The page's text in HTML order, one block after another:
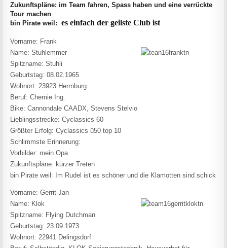
Zukunftspläne: im Team fahren, Spass haben und eine verrückte
Tour machen
bin Pirate weil: es einfach der geilste Club ist
Vorname: Frank
Name: Stuhlemmer
Spitzname: Stuhli
Geburtstag: 08.02.1965
Wohnort: 23923 Herrnburg
Beruf: Chemie Ing.
Bike: Cannondale CAADX, Stevens Stelvio
Lieblingsstrecke: Cyclassics 60
Größter Erfolg: Cyclassics ü50 top 10
Schlimmste Erinnerung:
Vorbilder: mein Opa
Zukunftspläne: kürzer Treten
bin Pirate weil: Im Rudel ist es schöner und die Klamotten sind schick
Vorname: Gerrit-Jan
Name: Klok
Spitzname: Flying Dutchman
Geburtstag: 23.09.1973
Wohnort: 22941 Delingsdorf